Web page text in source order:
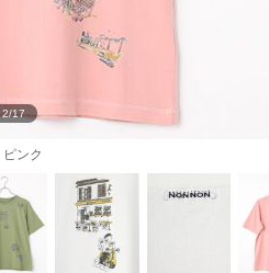
ピンク
2/17